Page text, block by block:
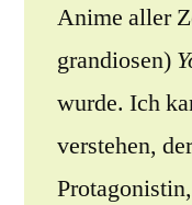
Anime aller
grandiosen)
wurde. Ich
verstehen,